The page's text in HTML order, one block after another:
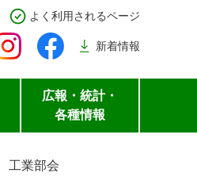
よく利用されるページ
新着情報
広報・統計・
各種情報
工業部会